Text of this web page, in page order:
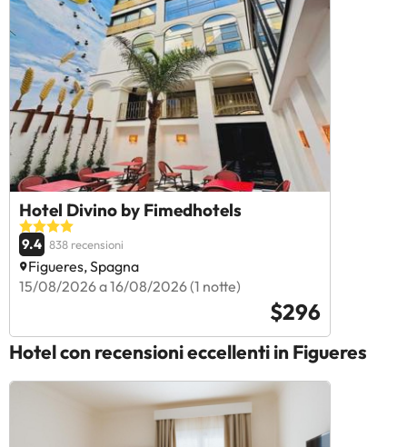
Hotel Divino by Fimedhotels
9.4 838 recensioni
Figueres, Spagna
15/08/2026 a 16/08/2026 (1 notte)
$296
Hotel con recensioni eccellenti in Figueres